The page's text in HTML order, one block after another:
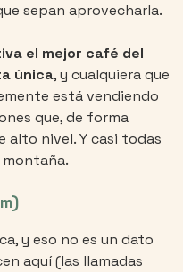
sepan aprovecharla.
el mejor café del
única, y cualquiera que
está vendiendo
que, de forma
nivel. Y casi todas
y eso no es un dato
aquí (las llamadas